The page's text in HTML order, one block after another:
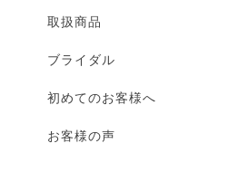
取扱商品
ブライダル
初めてのお客様へ
お客様の声